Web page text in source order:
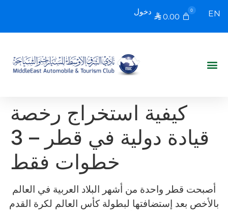
EN
0.00
0 دخول
كيفية استخراج رخصة
قيادة دولية في قطر – 3
خطوات فقط
أصبحت قطر واحدة من أشهر البلاد العربية في العالم
بالأخص بعد إستضافتها لبطولة كأس العالم لكرة القدم